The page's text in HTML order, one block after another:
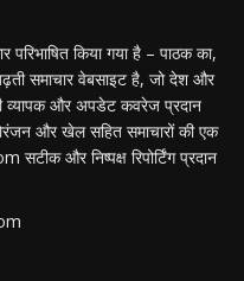
किया गया है – पाठक का,
समाचार वेबसाइट है, जो देश और
व्यापक और अपडेट कवरेज प्रदान
और खेल सहित समाचारों की एक
और निष्पक्ष रिपोर्टिंग प्रदान